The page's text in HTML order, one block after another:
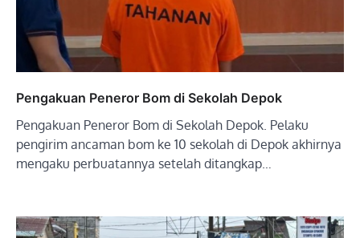
Pengakuan Peneror Bom di Sekolah Depok
Pengakuan Peneror Bom di Sekolah Depok. Pelaku
pengirim ancaman bom ke 10 sekolah di Depok akhirnya
mengaku perbuatannya setelah ditangkap…